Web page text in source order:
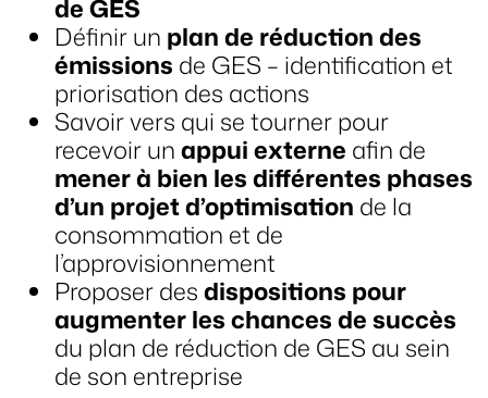
de GES
Définir un plan de réduction des
émissions de GES – identification et
priorisation des actions
Savoir vers qui se tourner pour
recevoir unappui externe afin de
mener à bien les différentes phases
d’un projet d’optimisation de la
consommation et de
l’approvisionnement
Proposer desdispositions pour
augmenter les chances de succès
du plan de réduction de GES au sein
de son entreprise